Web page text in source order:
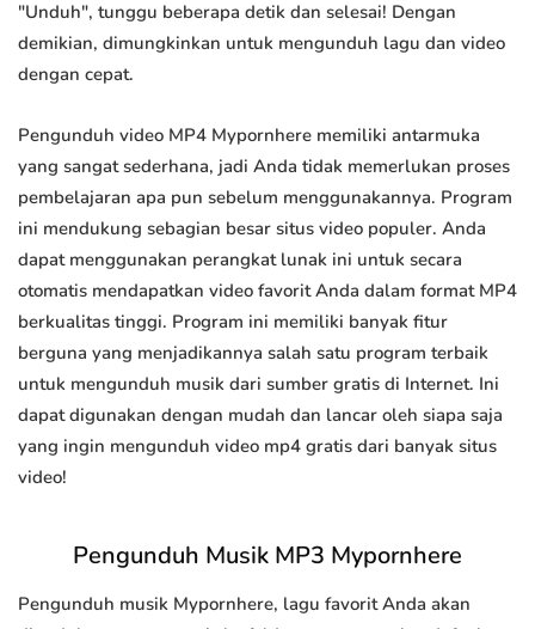
"Unduh", tunggu beberapa detik dan selesai! Dengan
demikian, dimungkinkan untuk mengunduh lagu dan video
dengan cepat.
Pengunduh video MP4 Mypornhere memiliki antarmuka
yang sangat sederhana, jadi Anda tidak memerlukan proses
pembelajaran apa pun sebelum menggunakannya. Program
ini mendukung sebagian besar situs video populer. Anda
dapat menggunakan perangkat lunak ini untuk secara
otomatis mendapatkan video favorit Anda dalam format MP4
berkualitas tinggi. Program ini memiliki banyak fitur
berguna yang menjadikannya salah satu program terbaik
untuk mengunduh musik dari sumber gratis di Internet. Ini
dapat digunakan dengan mudah dan lancar oleh siapa saja
yang ingin mengunduh video mp4 gratis dari banyak situs
video!
Pengunduh Musik MP3 Mypornhere
Pengunduh musik Mypornhere, lagu favorit Anda akan